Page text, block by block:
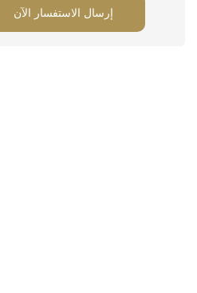
إرسال الاستفسار الآن